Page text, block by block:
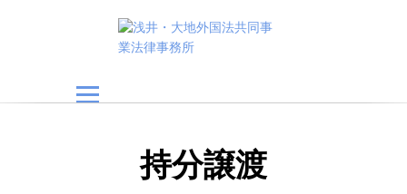
浅井・大地外国法共
持分譲渡